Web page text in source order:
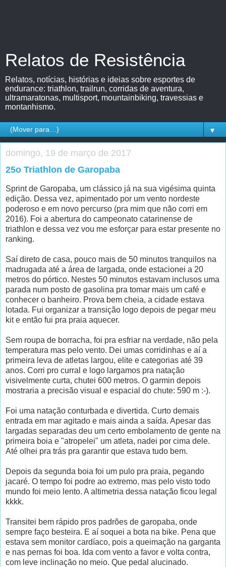
Relatos de Resistência
Relatos, notícias, histórias e ideias sobre esportes de
endurance: triathlon, trailrun, corridas de aventura,
ultramaratonas, multisport, mountainbiking, travessias e
montanhismo.
▼
domingo, 19 de março de 2017
25o Triathlon de Garopaba
Sprint de Garopaba, um clássico já na sua vigésima quinta
edição. Dessa vez, apimentado por um vento nordeste
poderoso e em novo percurso (pra mim que não corri em
2016). Foi a abertura do campeonato catarinense de
triathlon e dessa vez vou me esforçar para estar presente no
ranking.
Saí direto de casa, pouco mais de 50 minutos tranquilos na
madrugada até a área de largada, onde estacionei a 20
metros do pórtico. Nestes 50 minutos estavam inclusos uma
parada num posto de gasolina pra tomar mais um café e
conhecer o banheiro. Prova bem cheia, a cidade estava
lotada. Fui organizar a transição logo depois de pegar meu
kit e então fui pra praia aquecer.
Sem roupa de borracha, foi pra esfriar na verdade, não pela
temperatura mas pelo vento. Dei umas corridinhas e aí a
primeira leva de atletas largou, elite e categorias até 39
anos. Corri pro curral e logo largamos pra natação
visivelmente curta, chutei 600 metros. O garmin depois
mostraria a precisão visual e espacial do chute: 590 m :-).
Foi uma natação conturbada e divertida. Curto demais
entrada em mar agitado e mais ainda a saída. Apesar das
largadas separadas deu um certo embolamento de gente na
primeira boia e "atropelei" um atleta, nadei por cima dele.
Até olhei pra trás pra garantir que estava tudo bem.
Depois da segunda boia foi um pulo pra praia, pegando
jacaré. O tempo foi podre ao extremo, mas pelo visto todo
mundo foi meio lento. A altimetria dessa natação ficou legal
kkkk.
Transitei bem rápido pros padrões de garopaba, onde
sempre faço besteira. E aí soquei a bota na bike. Pena que
estava sem monitor cardíaco, pois a queimação na garganta
e nas pernas foi boa. Ida com vento a favor e volta contra,
com leve inclinação no meio. Que pedal alucinado.